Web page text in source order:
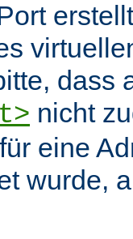
dass
nicht
eine
wurde,